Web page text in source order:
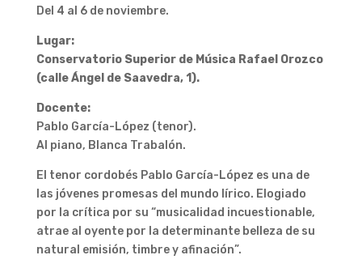
Del 4 al 6 de noviembre.
Lugar:
Conservatorio Superior de Música Rafael Orozco
(calle Ángel de Saavedra, 1).
Docente:
Pablo García-López (tenor).
Al piano, Blanca Trabalón.
El tenor cordobés Pablo García-López es una de
las jóvenes promesas del mundo lírico. Elogiado
por la crítica por su “musicalidad incuestionable,
atrae al oyente por la determinante belleza de su
natural emisión, timbre y afinación”.